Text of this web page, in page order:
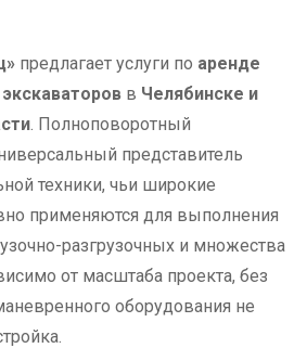
предлагает услуги по аренде
в Челябинске и
. Полноповоротный
представитель
техники, чьи широкие
применяются для выполнения
разгрузочных и множества
от масштаба проекта, без
оборудования не